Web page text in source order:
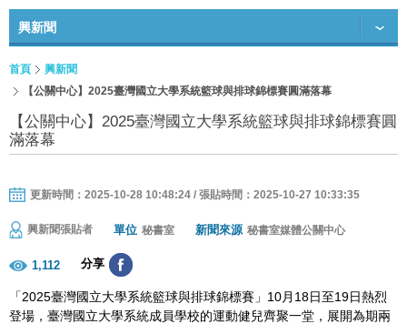
興新聞
首頁
興新聞
【公關中心】2025臺灣國立大學系統籃球與排球錦標賽圓滿落幕
【公關中心】2025臺灣國立大學系統籃球與排球錦標賽圓
滿落幕
更新時間：2025-10-28 10:48:24 / 張貼時間：2025-10-27 10:33:35
興新聞張貼者 單位 秘書室 新聞來源 秘書室媒體公關中心
1,112 分享
「2025臺灣國立大學系統籃球與排球錦標賽」10月18日至19日熱烈
登場，臺灣國立大學系統成員學校的運動健兒齊聚一堂，展開為期兩